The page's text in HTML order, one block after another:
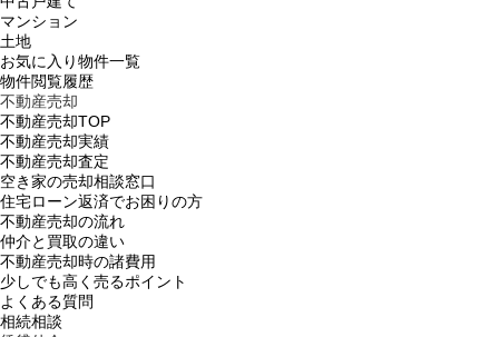
マンション
土地
お気に入り物件一覧
物件閲覧履歴
不動産売却
不動産売却TOP
不動産売却実績
不動産売却査定
空き家の売却相談窓口
住宅ローン返済でお困りの方
不動産売却の流れ
仲介と買取の違い
不動産売却時の諸費用
少しでも高く売るポイント
よくある質問
相続相談